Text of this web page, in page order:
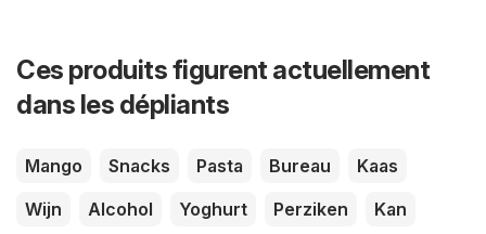
Ces produits figurent actuellement
dans les dépliants
Mango Snacks Pasta Bureau
Kaas
Wijn
Alcohol Yoghurt Perziken
Kan